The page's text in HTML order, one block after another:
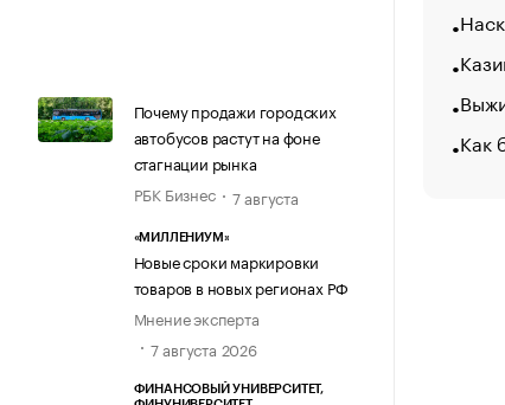
Почему продажи городских
автобусов растут на фоне
стагнации рынка
РБК Бизнес
7 августа
«МИЛЛЕНИУМ»
Новые сроки маркировки
товаров в новых регионах РФ
Мнение эксперта
7 августа 2026
ФИНАНСОВЫЙ УНИВЕРСИТЕТ,
Как